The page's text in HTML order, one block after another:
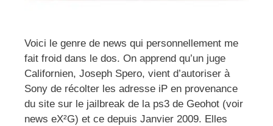
Voici le genre de news qui personnellement me
fait froid dans le dos. On apprend qu’un juge
Californien, Joseph Spero, vient d’autoriser à
Sony de récolter les adresse iP en provenance
du site sur le jailbreak de la ps3 de Geohot (voir
news eX²G) et ce depuis Janvier 2009. Elles